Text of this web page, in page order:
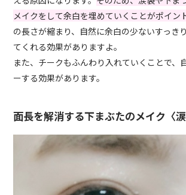
メイクをして余白を埋めていくことがポイン
の長さが縮まり、自然に余白の少ないすっき
てくれる効果がありますよ。
また、チークもふんわり入れていくことで、
ーする効果があります。
面長を解消する下まぶたのメイク〈涙